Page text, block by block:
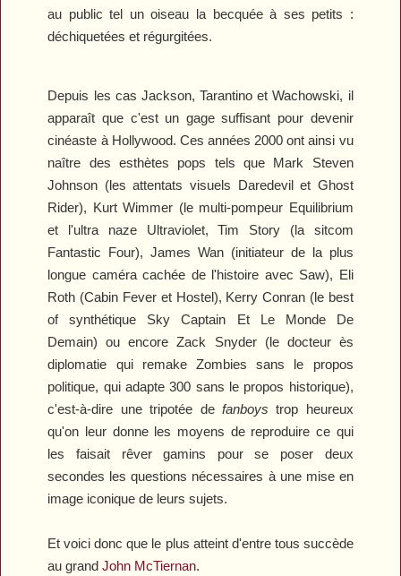
au public tel un oiseau la becquée à ses petits :
déchiquetées et régurgitées.
Depuis les cas Jackson, Tarantino et Wachowski, il
apparaît que c'est un gage suffisant pour devenir
cinéaste à Hollywood. Ces années 2000 ont ainsi vu
naître des esthètes pops tels que Mark Steven
Johnson (les attentats visuels Daredevilet Ghost
Rider), Kurt Wimmer (le multi-pompeur Equilibrium
et l'ultra naze Ultraviolet, Tim Story (la sitcom
Fantastic Four), James Wan (initiateur de la plus
longue caméra cachée de l'histoire avec Saw), Eli
Roth (Cabin Feveret Hostel), Kerry Conran (le best
of synthétique Sky Captain Et Le Monde De
Demain) ou encore Zack Snyder (le docteur ès
diplomatie qui remake Zombies sans le propos
politique, qui adapte300 sans le propos historique),
c'est-à-dire une tripotée de fanboys trop heureux
qu'on leur donne les moyens de reproduire ce qui
les faisait rêver gamins pour se poser deux
secondes les questions nécessaires à une mise en
image iconique de leurs sujets.
Et voici donc que le plus atteint d'entre tous succède
au grandJohn McTiernan.